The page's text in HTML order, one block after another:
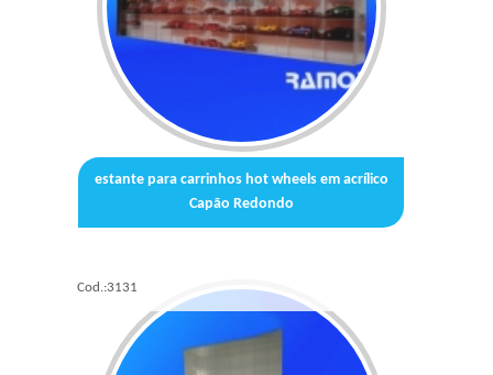
estante para carrinhos hot wheels em acrílico
Capão Redondo
Cod.:3131